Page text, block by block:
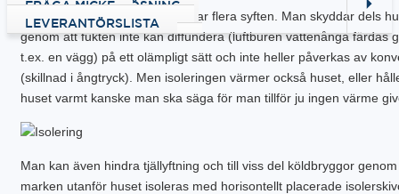
VÄLJA GRUNDLÖSNING
GRUND MED GJUTNING
GJUTA PLATTA
GJUTA PLATTA – STARTA HÄR
PLATTA – ATTEFALL
PLATTA – GARAGE
PLATTA – KÄLLARE
PLATTA – PÅLNING
PLATTA – STALL
NY KÄLLARE
BYGGA KÄLLARE
BYGGA KÄLLARE – ATTEFALL
GRUND UTAN GJUTNING
BALK – KRYPGRUND
KRYPGRUND – STARTA HÄR
KRYPGRUND – ATTEFALL
BALK – HYBRIDGRUND
BALK – VÄXTHUS
RENOVERA HUSGRUND
DRÄNERA HUS
KÄLLARE MED FUKT
RADONSÄKRA DIN KÄLLARE
KRYPGRUND – GJUT IGEN
KRYPGRUND – AVFUKTARE
BYGGA POOL
GJUTEN ISOLERAD POOL
FLER GUIDER
BYGGA ALTAN
GRUNDRITNINGAR
GRUNDLÄGGNING PÅ BERG
FRÅGA MICKE
LEVERANTÖRSLISTA
Värmeisolering i en husgrund har flera syften. Man skyddar dels
genom att fukten inte kan diffundera (luftburen vattenånga färdas
t.ex. en vägg) på ett olämpligt sätt och inte heller påverkas av
(skillnad i ångtryck). Men isoleringen värmer också huset, eller
huset varmt kanske man ska säga för man tillför ju ingen värme
Man kan även hindra tjällyftning och till viss del köldbryggor
marken utanför huset isoleras med horisontellt placerade